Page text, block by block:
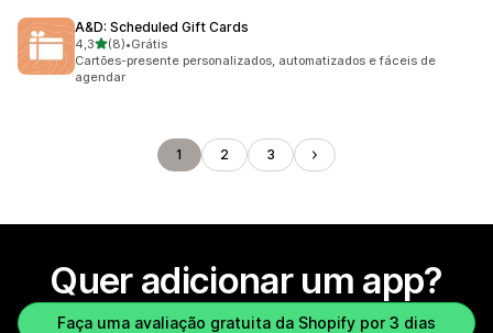
A&D: Scheduled Gift Cards
4,3de 5 estrelas
(8)
8 avaliações ao todo
•Grátis
Cartões-presente personalizados, automatizados e fáceis de
agendar
1 2 3
Quer adicionar um app?
Faça uma avaliação gratuita da Shopify por 3 dias